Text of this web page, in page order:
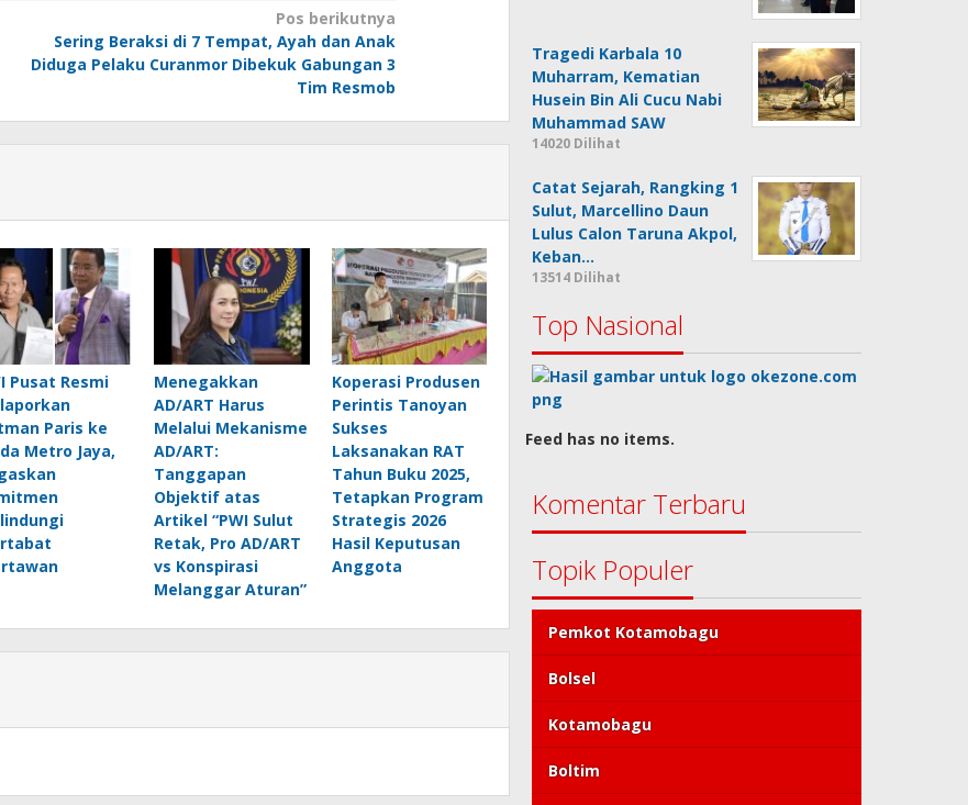
Pos berikutnya
Sering Beraksi di 7 Tempat, Ayah dan Anak
Diduga Pelaku Curanmor Dibekuk Gabungan 3
Tim Resmob
Pusat Resmi
Paris ke
Metro Jaya,
Menegakkan
AD/ART Harus
Melalui Mekanisme
AD/ART:
Tanggapan
Objektif atas
Artikel “PWI Sulut
Retak, Pro AD/ART
vs Konspirasi
Melanggar Aturan”
Koperasi Produsen
Perintis Tanoyan
Sukses
Laksanakan RAT
Tahun Buku 2025,
Tetapkan Program
Strategis 2026
Hasil Keputusan
Anggota
Tragedi Karbala 10
Muharram, Kematian
Husein Bin Ali Cucu Nabi
Muhammad SAW
14020 Dilihat
Catat Sejarah, Rangking 1
Sulut, Marcellino Daun
Lulus Calon Taruna Akpol,
Keban…
13514 Dilihat
Top Nasional
Feed has no items.
Komentar Terbaru
Topik Populer
Pemkot Kotamobagu
Bolsel
Kotamobagu
Boltim